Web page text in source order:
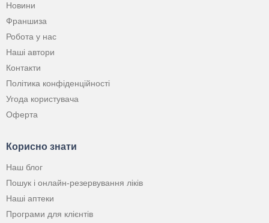
Новини
Франшиза
Робота у нас
Наші автори
Контакти
Політика конфіденційності
Угода користувача
Оферта
Корисно знати
Наш блог
Пошук і онлайн-резервування ліків
Наші аптеки
Програми для клієнтів